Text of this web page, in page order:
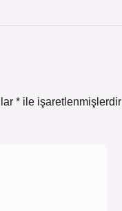
* ile işaretlenmişlerdir